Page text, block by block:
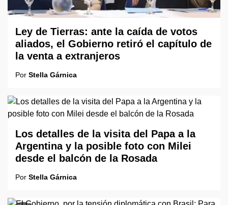
Ley de Tierras: ante la caída de votos
aliados, el Gobierno retiró el capítulo de
la venta a extranjeros
Por Stella Gárnica
Los detalles de la visita del Papa a la
Argentina y la posible foto con Milei
desde el balcón de la Rosada
Por Stella Gárnica